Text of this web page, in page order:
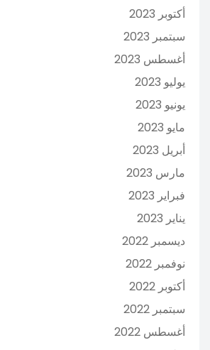
أكتوبر 2023
سبتمبر 2023
أغسطس 2023
يوليو 2023
يونيو 2023
مايو 2023
أبريل 2023
مارس 2023
فبراير 2023
يناير 2023
ديسمبر 2022
نوفمبر 2022
أكتوبر 2022
سبتمبر 2022
أغسطس 2022